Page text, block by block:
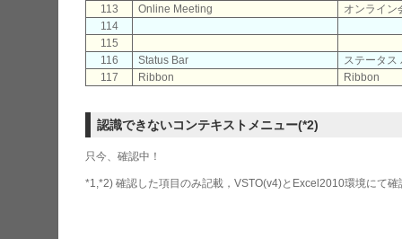
113
Online Meeting
オンライン
114
115
116
Status Bar
ステータス
117
Ribbon Ribbon
認識できないコンテキストメニュー(*2)
只今、確認中！
*1,*2) 確認した項目のみ記載，VSTO(v4)とExcel2010環境にて確